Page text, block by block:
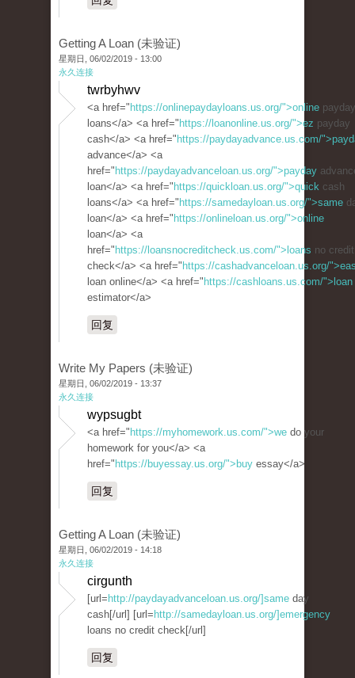
Getting A Loan (未验证)
星期日, 06/02/2019 - 13:00
永久连接
twrbyhwv
<a href=" https://onlinepaydayloans.us.org/">online payday
loans</a> <a href=" https://loanonline.us.org/">ez payday
cash</a> <a href=" https://paydayadvance.us.com/
advance</a> <a
href=" https://paydayadvanceloan.us.org/">payday
loan</a> <a href=" https://quickloan.us.org/">quick cash
loans</a> <a href=" https://samedayloan.us.org/">same
loan</a> <a href=" https://onlineloan.us.org/">online
loan</a> <a
href=" https://loansnocreditcheck.us.com/">loans no credit
check</a> <a href=" https://cashadvanceloan.us.org/
loan online</a> <a href=" https://cashloans.us.com/">loan
estimator</a>
回复
Write My Papers (未验证)
星期日, 06/02/2019 - 13:37
永久连接
wypsugbt
<a href=" https://myhomework.us.com/">we do your
homework for you</a> <a
href=" https://buyessay.us.org/">buy essay</a>
回复
Getting A Loan (未验证)
星期日, 06/02/2019 - 14:18
永久连接
cirgunth
[url= http://paydayadvanceloan.us.org/]same day
cash[/url] [url= http://samedayloan.us.org/]emergency
loans no credit check[/url]
回复